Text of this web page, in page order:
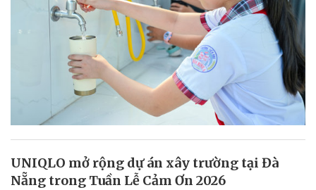
UNIQLO mở rộng dự án xây trường tại Đà
Nẵng trong Tuần Lễ Cảm Ơn 2026